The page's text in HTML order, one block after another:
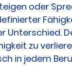
oder
Unterschied.
zu
in jedem